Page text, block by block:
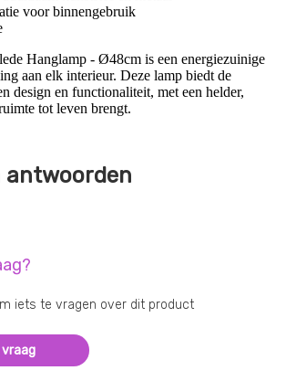
voor binnengebruik
Hanglamp - Ø48cm is een energiezuinige
aan elk interieur. Deze lamp biedt de
design en functionaliteit, met een helder,
tot leven brengt.
antwoorden
iets te vragen over dit product